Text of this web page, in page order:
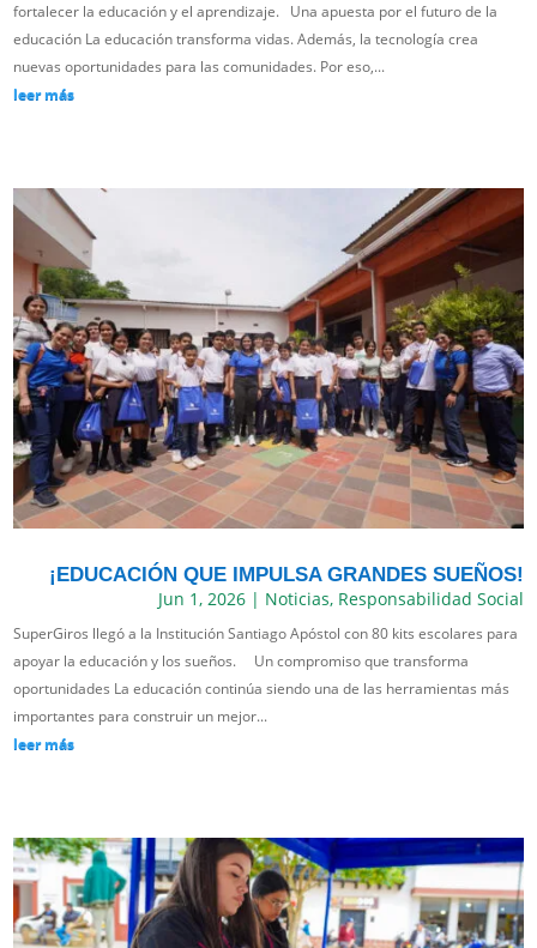
fortalecer la educación y el aprendizaje. Una apuesta por el futuro de la
educación La educación transforma vidas. Además, la tecnología crea
nuevas oportunidades para las comunidades. Por eso,...
leer más
¡EDUCACIÓN QUE IMPULSA GRANDES SUEÑOS!
Jun 1, 2026| Noticias, Responsabilidad Social
SuperGiros llegó a la Institución Santiago Apóstol con 80 kits escolares para
apoyar la educación y los sueños. Un compromiso que transforma
oportunidades La educación continúa siendo una de las herramientas más
importantes para construir un mejor...
leer más